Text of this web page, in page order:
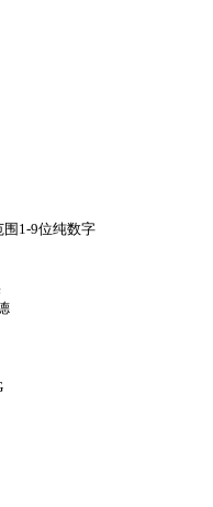
围1-9位纯数字